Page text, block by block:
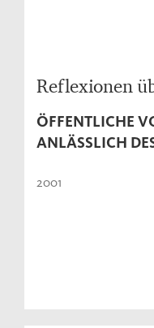
Reflexionen
ÖFFENTLICHE
ANLÄSSLICH
2001